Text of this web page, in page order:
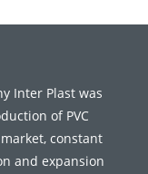
Inter Plast was
of PVC
constant
and expansion